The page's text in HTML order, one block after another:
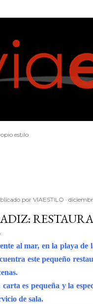
estilo
porVIAESTILO
al mar, en la playa de
este pequeño
carta es pequeña y la
de sala.